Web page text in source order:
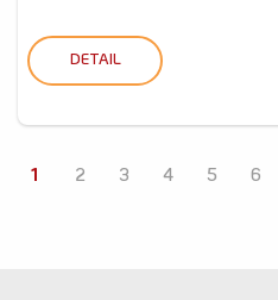
DETAIL
1 2 3 4 5 6